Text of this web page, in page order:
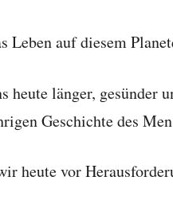
Leben auf diesem
heute länger, gesünder
Geschichte des
heute vor